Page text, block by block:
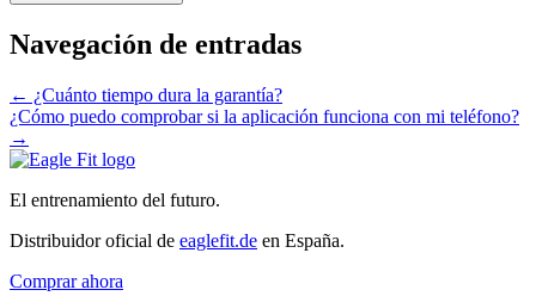
Navegación de entradas
← ¿Cuánto tiempo dura la garantía?
¿Cómo puedo comprobar si la aplicación funciona con mi teléfono?
→
El entrenamiento del futuro.
Distribuidor oficial de eaglefit.de en España.
Comprar ahora